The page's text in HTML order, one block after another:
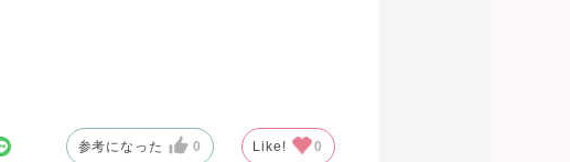
参考になった 0 Like! 0